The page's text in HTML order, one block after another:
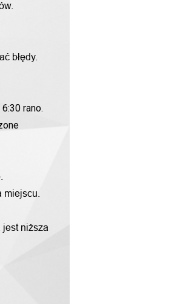
błędy.
rano.
jest niższa